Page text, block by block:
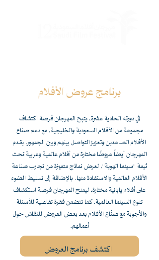
برنامج عروض الأفلام
في دورته الحادية عشرة، يتيح المهرجان فرصة اكتشاف
مجموعة من الأفلام السعودية والخليجية، مع دعم صناع
الأفلام الصاعدين وتعزيز التواصل بينهم وبين الجمهور. يقدم
المهرجان أيضاً عروضًا مختارة من أفلام عالمية وعربية تحت
ثيمة "سينما الهوية"، لعرض نماذج متميزة من تجارب صناعة
الأفلام العالمية والاستفادة منها. بالإضافة إلى تسليط الضوء
على أفلام يابانية مختارة، ليمنح المهرجان فرصة استكشاف
تنوع السينما العالمية. كما تتضمن فقرة تفاعلية للأسئلة
والأجوبة مع صنّاع الأفلام بعد بعض العروض للنقاش حول
أعمالهم.
اكتشف برنامج العروض